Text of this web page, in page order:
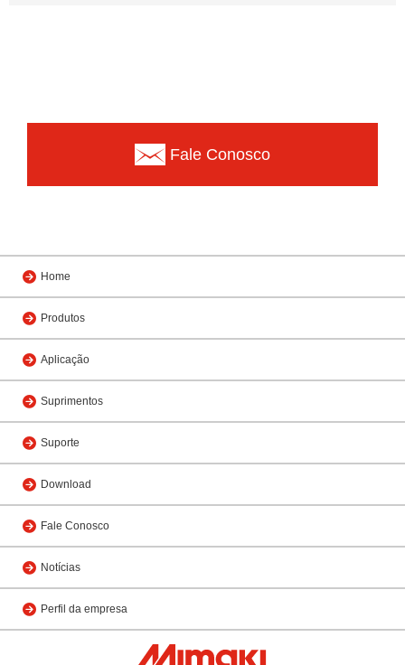
Fale Conosco
Home
Produtos
Aplicação
Suprimentos
Suporte
Download
Fale Conosco
Notícias
Perfil da empresa